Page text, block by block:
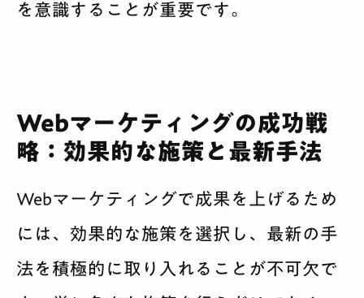
を意識することが重要です。
Webマーケティングの成功戦
略：効果的な施策と最新手法
Webマーケティングで成果を上げるため
には、効果的な施策を選択し、最新の手
法を積極的に取り入れることが不可欠で